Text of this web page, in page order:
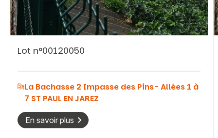
Lot n°00120050
La Bachasse 2 Impasse des Pins- Allées 1 à
7 ST PAUL EN JAREZ
En savoir plus